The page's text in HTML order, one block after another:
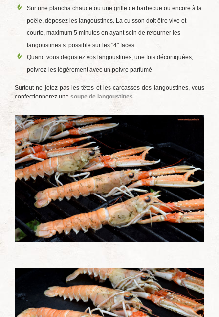
Sur une plancha chaude ou une grille de barbecue ou encore à la
poêle, déposez les langoustines. La cuisson doit être vive et
courte, maximum 5 minutes en ayant soin de retourner les
langoustines si possible sur les "4" faces.
Quand vous dégustez vos langoustines, une fois décortiquées,
poivrez-les légèrement avec un poivre parfumé.
Surtout ne jetez pas les têtes et les carcasses des langoustines, vous
confectionnerez une soupe de langoustines.